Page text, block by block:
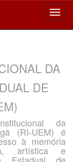
DA
DE
da
(RI-UEM) é
à memória
artística e